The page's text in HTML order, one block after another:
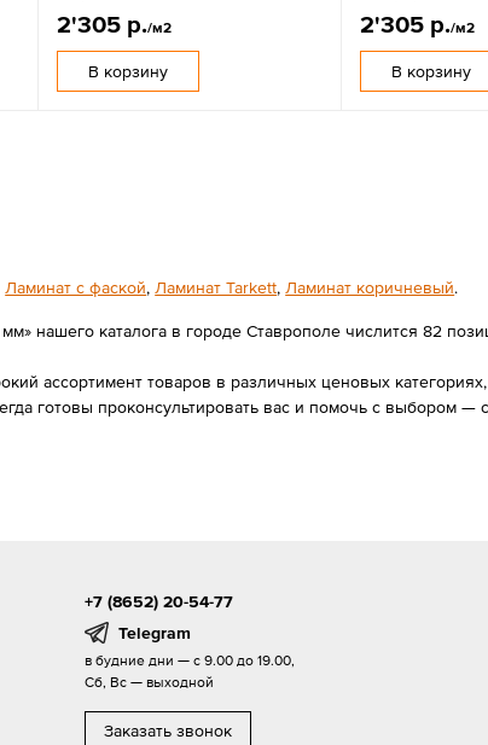
2'305 р./м2
В корзину
2'305 р./м2
В корзину
Ламинат с фаской, Ламинат Tarkett, Ламинат коричневый.
нашего каталога в городе Ставрополе числится 82
ассортимент товаров в различных ценовых
готовы проконсультировать вас и помочь с выбором
+7 (8652) 20-54-77
Telegram
в будние дни — с 9.00 до 19.00,
Сб, Вс — выходной
Заказать звонок